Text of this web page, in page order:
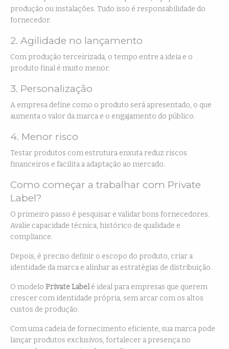
produção ou instalações. Tudo isso é responsabilidade do
fornecedor.
2. Agilidade no lançamento
Com produção terceirizada, o tempo entre a ideia e o
produto final é muito menor.
3. Personalização
A empresa define como o produto será apresentado, o que
aumenta o valor da marca e o engajamento do público.
4. Menor risco
Testar produtos com estrutura enxuta reduz riscos
financeiros e facilita a adaptação ao mercado.
Como começar a trabalhar com Private
Label?
O primeiro passo é pesquisar e validar bons fornecedores.
Avalie capacidade técnica, histórico de qualidade e
compliance.
Depois, é preciso definir o escopo do produto, criar a
identidade da marca e alinhar as estratégias de distribuição.
O modelo Private Labelé ideal para empresas que querem
crescer com identidade própria, sem arcar com os altos
custos de produção.
Com uma cadeia de fornecimento eficiente, sua marca pode
lançar produtos exclusivos, fortalecer a presença no